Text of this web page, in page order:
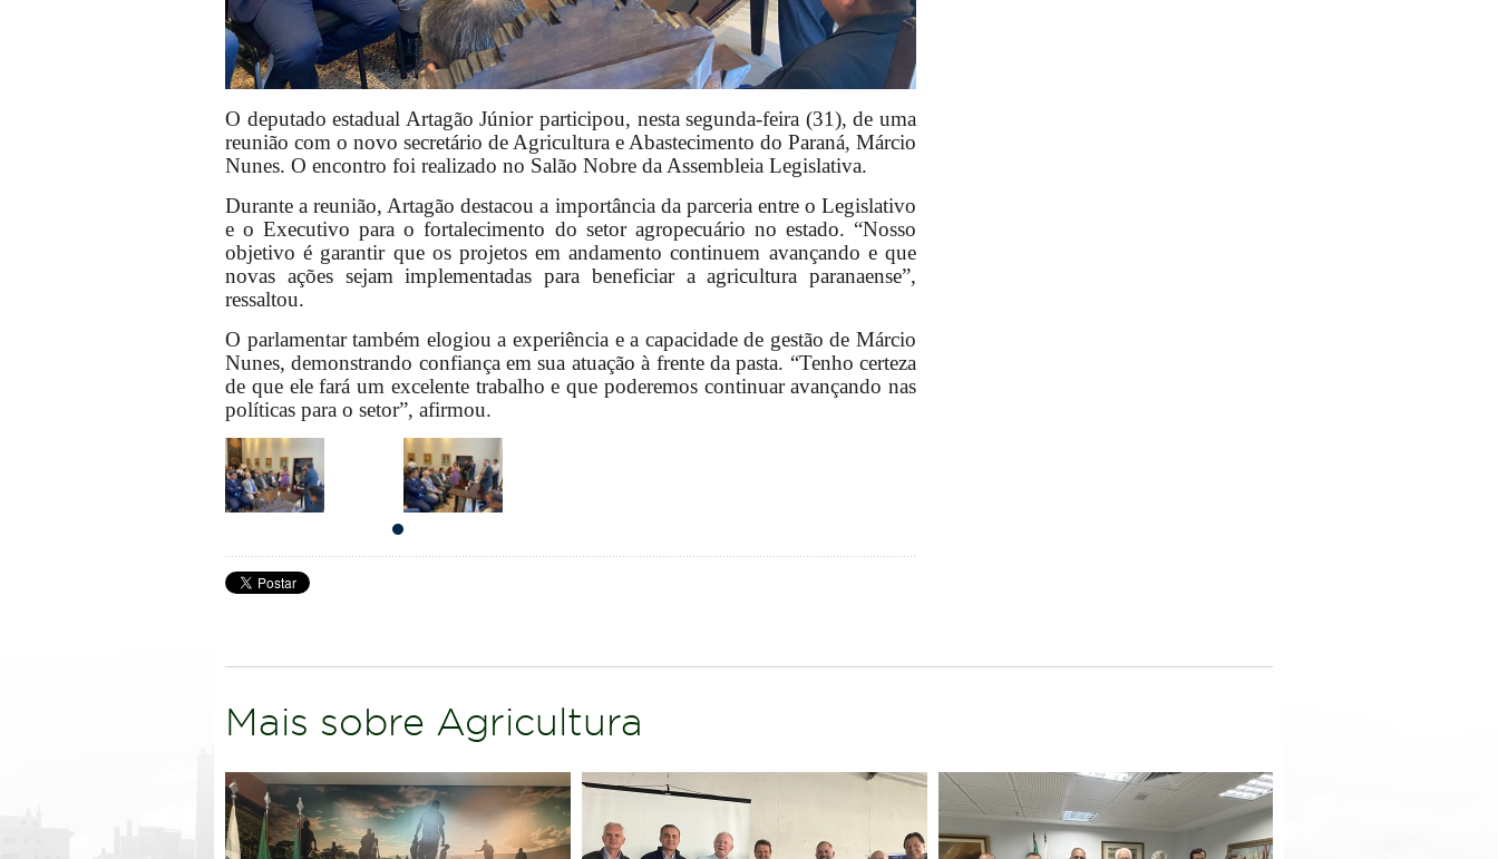
O deputado estadual Artagão Júnior participou, nesta segunda-feira (31), de uma
reunião com o novo secretário de Agricultura e Abastecimento do Paraná, Márcio
Nunes. O encontro foi realizado no Salão Nobre da Assembleia Legislativa.
Durante a reunião, Artagão destacou a importância da parceria entre o Legislativo
e o Executivo para o fortalecimento do setor agropecuário no estado. “Nosso
objetivo é garantir que os projetos em andamento continuem avançando e que
novas ações sejam implementadas para beneficiar a agricultura paranaense”,
ressaltou.
O parlamentar também elogiou a experiência e a capacidade de gestão de Márcio
Nunes, demonstrando confiança em sua atuação à frente da pasta. “Tenho certeza
de que ele fará um excelente trabalho e que poderemos continuar avançando nas
políticas para o setor”, afirmou.
Mais sobre Agricultura